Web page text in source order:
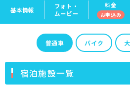
基本情報
フォト・
ムービー
料金
お申込み
普通車 バイク
宿泊施設一覧